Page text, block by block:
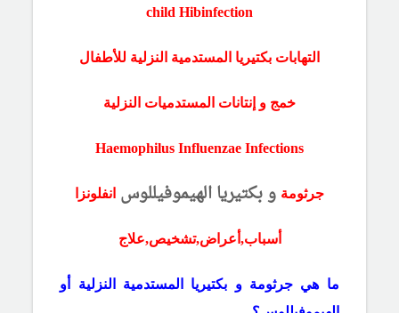
child Hibinfection
التهابات بكتيريا المستدمية النزلية للأطفال
خمج و إنتانات المستدميات النزلية
Haemophilus Influenzae Infections
جرثومة و بكتيرياالهيموفيللوس انفلونزا
أسباب,أعراض,تشخيص,علاج
ما هي جرثومة و بكتيريا المستدمية النزلية أو